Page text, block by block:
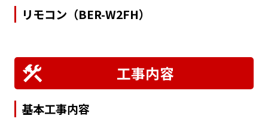
リモコン（BER-W2FH）
工事内容
基本工事内容